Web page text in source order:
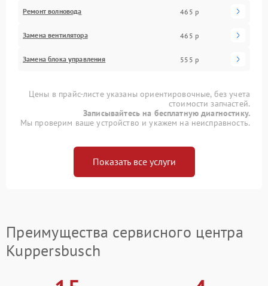
Ремонт волновода 465 р
Замена вентилятора 465 р
Замена блока управления 555 р
Цены в прайс-листе указаны ориентировочные, без учета
стоимости запчастей.
Записывайтесь на бесплатную диагностику.
Мы проверим ваше устройство и укажем на неисправность.
Показать все услуги
Преимущества сервисного центра
Kuppersbusch